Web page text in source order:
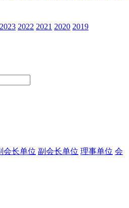
2023 2022 2021 2020 2019
会长单位 副会长单位 理事单位 会